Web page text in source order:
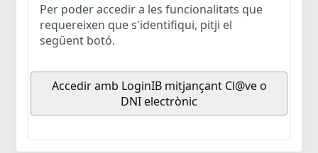
Per poder accedir a les funcionalitats que
requereixen que s'identifiqui, pitji el
següent botó.
Accedir amb LoginIB mitjançant Cl@ve o
DNI electrònic